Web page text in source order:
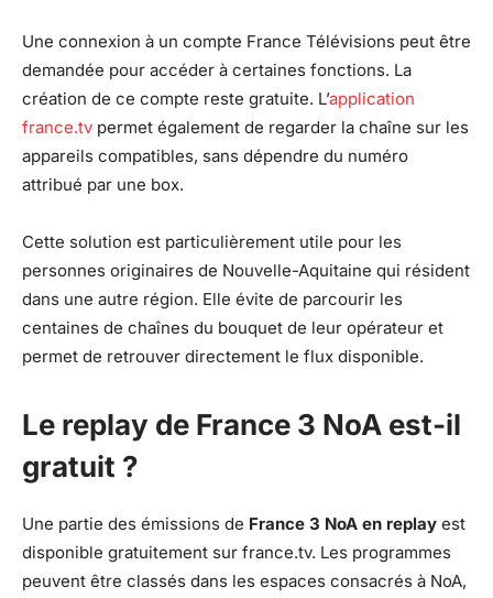
Une connexion à un compte France Télévisions peut être
demandée pour accéder à certaines fonctions. La
création de ce compte reste gratuite. L’application
france.tv permet également de regarder la chaîne sur les
appareils compatibles, sans dépendre du numéro
attribué par une box.
Cette solution est particulièrement utile pour les
personnes originaires de Nouvelle-Aquitaine qui résident
dans une autre région. Elle évite de parcourir les
centaines de chaînes du bouquet de leur opérateur et
permet de retrouver directement le flux disponible.
Le replay de France 3 NoA est-il
gratuit ?
Une partie des émissions de France 3 NoA en replay est
disponible gratuitement sur france.tv. Les programmes
peuvent être classés dans les espaces consacrés à NoA,